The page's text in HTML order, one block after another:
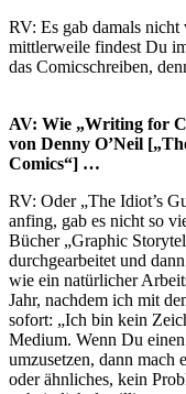
RV: Es gab damals
mittlerweile findest Du
das Comicschreiben,
AV: Wie „Writing for
von Denny O’Neil
Comics“] …
RV: Oder „The Idiot’s
anfing, gab es nicht so
Bücher „Graphic
durchgearbeitet und
wie ein natürlicher
Jahr, nachdem ich mit
sofort: „Ich bin kein
Medium. Wenn Du
umzusetzen, dann
oder ähnliches, kein